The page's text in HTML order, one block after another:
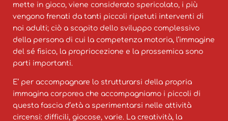
mette in gioco, viene considerato spericolato, i più
vengono frenati da tanti piccoli ripetuti interventi di
noi adulti; ciò a scapito dello sviluppo complessivo
della persona di cui la competenza motoria, l’immagine
del sé fisico, la propriocezione e la prossemica sono
parti importanti.
E’ per accompagnare lo strutturarsi della propria
immagina corporea che accompagniamo i piccoli di
questa fascia d’età a sperimentarsi nelle attività
circensi: difficili, giocose, varie. La creatività, la